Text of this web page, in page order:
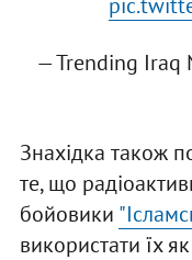
— Trending Iraq
Знахідка також
те, що
бойовики
використати їх